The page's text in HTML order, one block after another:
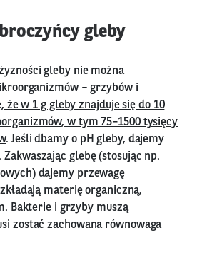
gleby
gleby nie można
– grzybów i
że w 1 g gleby znajduje się do 10
w tym 75−1500 tysięcy
. Jeśli dbamy o pH gleby, dajemy
glebę (stosując np.
dajemy przewagę
materię organiczną,
Bakterie i grzyby muszą
zostać zachowana równowaga